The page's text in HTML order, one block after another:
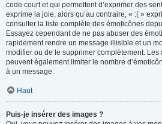
code court et qui permettent d’exprimer des
exprime la joie, alors qu’au contraire, « :( »
consulter la liste complète des émoticônes
Essayez cependant de ne pas abuser des
rapidement rendre un message illisible et un
modifier ou de le supprimer complètement. Les
peuvent également limiter le nombre
à un message.
Haut
Puis-je insérer des images ?